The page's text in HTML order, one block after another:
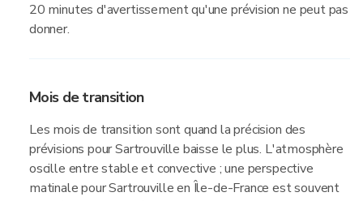
20 minutes d'avertissement qu'une prévision ne peut pas
donner.
Mois de transition
Les mois de transition sont quand la précision des
prévisions pour Sartrouville baisse le plus. L'atmosphère
oscille entre stable et convective ; une perspective
matinale pour Sartrouville en Île-de-France est souvent